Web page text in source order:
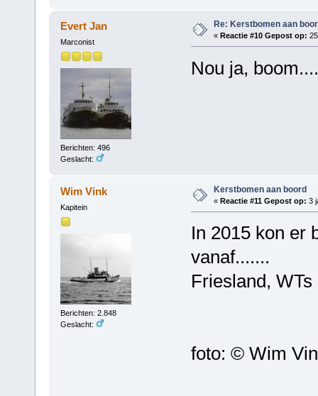
Evert Jan
Marconist
Berichten: 496
Geslacht:
Re: Kerstbomen aan
« Reactie #10 Gepost op:
Nou ja,
Wim Vink
Kapitein
Berichten: 2.848
Geslacht:
Kerstbomen aan boord
« Reactie #11 Gepost op: 3
In 2015 kon er
vanaf.......
Friesland,
foto: © Wim